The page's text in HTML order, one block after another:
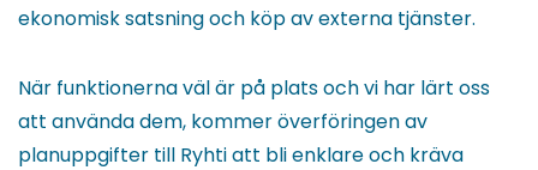
ekonomisk satsning och köp av externa tjänster.
När funktionerna väl är på plats och vi har lärt oss
att använda dem, kommer överföringen av
planuppgifter till Ryhti att bli enklare och kräva